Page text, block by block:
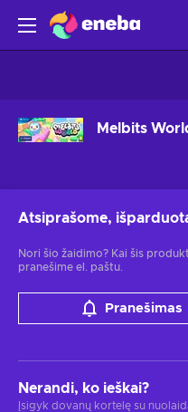
Melbits
Atsiprašome,
Nori šio žaidimo? Kai šis
pranešime el. paštu.
Pranešimas
Nerandi, ko ieškai?
Įsigyk dovanų kortelę su